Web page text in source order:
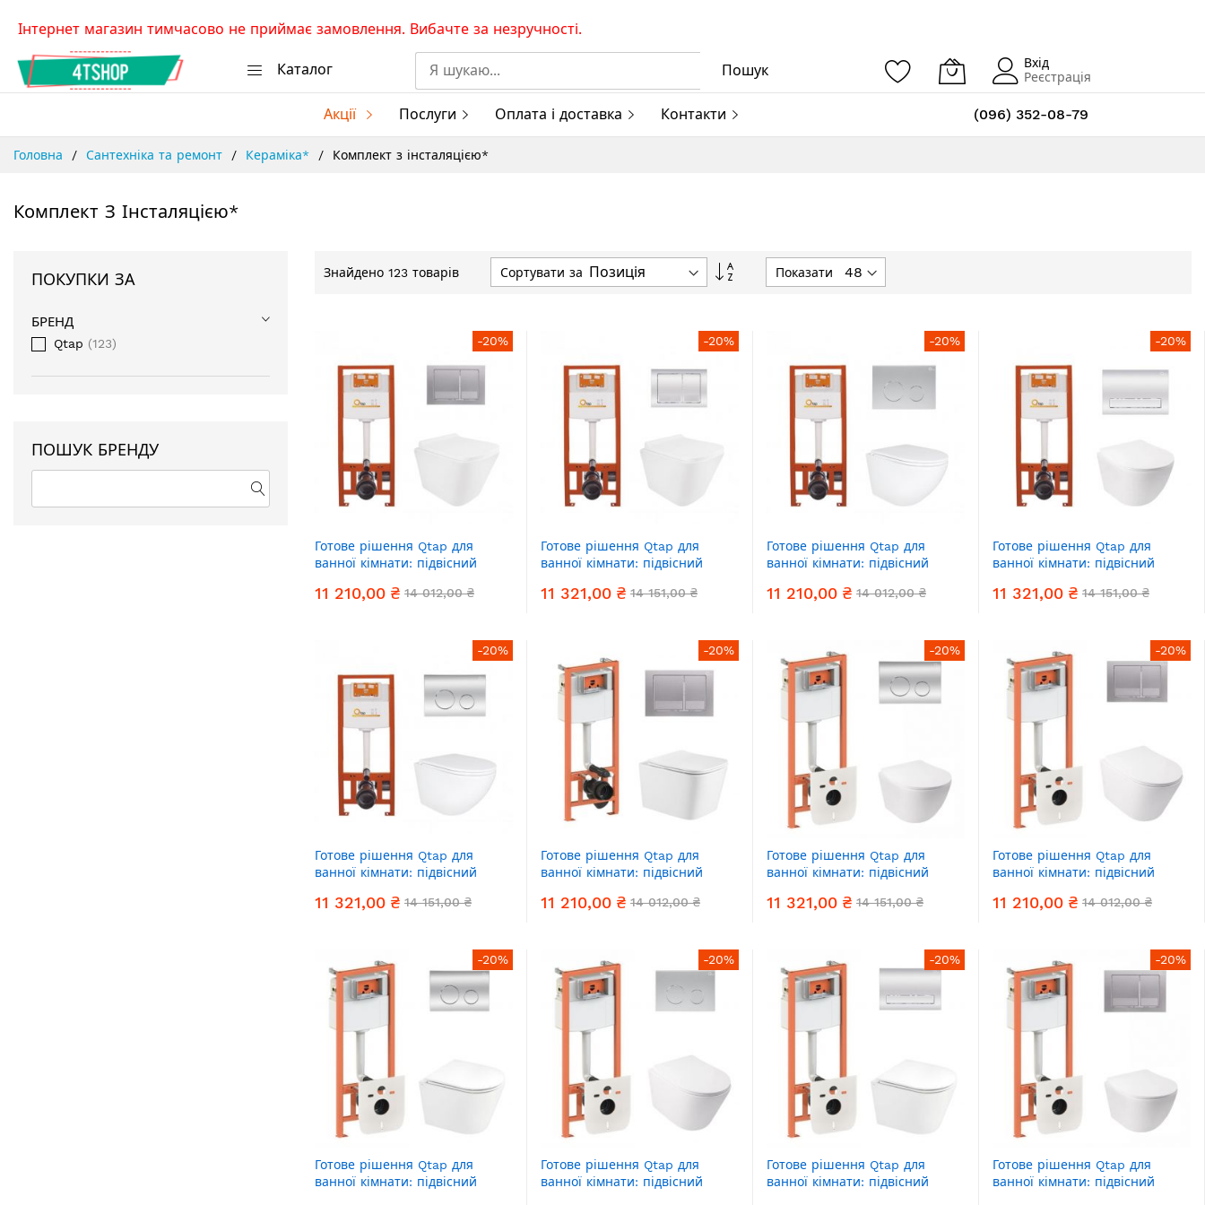
Skip
Content
Інтернет магазин тимчасово не приймає замовлення. Вибачте за незручності.
Каталог Пошук
Вхід
Реєстрація
Акції Послуги Оплата і доставка Контакти (096) 352-08-79
Головна Сантехніка та ремонт Кераміка* Комплект з інсталяцією*
Комплект З Інсталяцією*
Знайдено 123 товарів Сортувати за
СортуватиПоказати
-20%
Готове рішення Qtap для
ванної кімнати: підвісний
комплект інсталяції Nest 4 в 1
11 210,00 ₴ 14 012,00 ₴
-20%
Готове рішення Qtap для
ванної кімнати: підвісний
комплект інсталяції Nest 4 в 1
11 321,00 ₴ 14 151,00 ₴
-20%
Готове рішення Qtap для
ванної кімнати: підвісний
комплект інсталяції Nest 4 в 1
11 210,00 ₴ 14 012,00 ₴
-20%
Готове рішення Qtap для
ванної кімнати: підвісний
комплект інсталяції Nest 4 в 1
11 321,00 ₴ 14 151,00 ₴
-20%
Готове рішення Qtap для
ванної кімнати: підвісний
комплект інсталяції Nest 4 в 1
11 321,00 ₴ 14 151,00 ₴
-20%
Готове рішення Qtap для
ванної кімнати: підвісний
комплект інсталяції Nest 4 в 1
11 210,00 ₴ 14 012,00 ₴
-20%
Готове рішення Qtap для
ванної кімнати: підвісний
комплект інсталяції Nest 4 в 1
11 321,00 ₴ 14 151,00 ₴
-20%
Готове рішення Qtap для
ванної кімнати: підвісний
комплект інсталяції Nest 4 в 1
11 210,00 ₴ 14 012,00 ₴
-20%
Готове рішення Qtap для
ванної кімнати: підвісний
-20%
Готове рішення Qtap для
ванної кімнати: підвісний
-20%
Готове рішення Qtap для
ванної кімнати: підвісний
-20%
Готове рішення Qtap для
ванної кімнати: підвісний
ПОКУПКИ ЗА
БРЕНД
Qtap 123
ПОШУК БРЕНДУ